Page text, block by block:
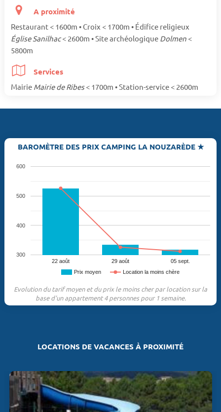
A proximité
Restaurant < 1600m • Croix < 1700m • Édifice religieux
Église Sanilhac< 2600m • Site archéologique Dolmen <
5800m
Services
Mairie Mairie de Ribes< 1700m • Station-service < 2600m
BAROMÈTRE DES PRIX CAMPING LA NOUZARÈDE ★
Prix moyen Location la moins chère
22 août 29 août 05 sept.
300
400
500
600
Evolution du tarif moyen et du prix le moins cher par location sur la
base d'un appartement 4 personnes pour 1 semaine.
LOCATIONS DE VACANCES À PROXIMITÉ